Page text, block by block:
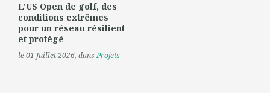
L'US Open de golf, des
conditions extrêmes
pour un réseau résilient
et protégé
le 01 Juillet 2026, dansProjets